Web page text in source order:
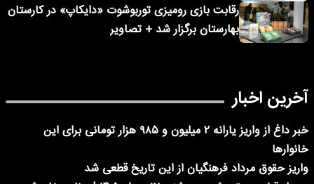
رقابت بازی رومیزی توربوشوت «دایکاپ» در کارستان
بهارستان برگزار شد + تصاویر
آخرین اخبار
خبر داغ از واریز یارانه ۲ میلیون و ۹۸۵ هزار تومانی برای این
خانوارها
واریز حقوق مرداد فرهنگیان از این تاریخ قطعی شد